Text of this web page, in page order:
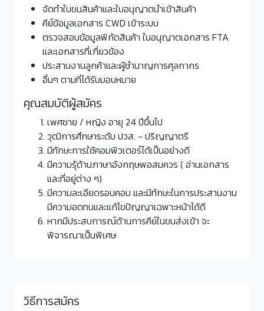
จัดทำใบขนสินค้าและใบอนุญาตนำเข้าสินค้า
คีย์ข้อมูลเอกสาร CWD เข้าระบบ
ตรวจสอบข้อมูลพิกัดสินค้า ใบอนุญาตเอกสาร FTA
และเอกสารที่เกี่ยวข้อง
ประสานงานลูกค้าและผู้ชำนาญการศุลกากร
อื่นๆ ตามที่ได้รับมอบหมาย
คุณสมบัติผู้สมัคร
เพศชาย / หญิง อายุ 24 ปีขึ้นไป
วุฒิการศึกษาระดับ ปวส. - ปริญญาตรี
มีทักษะการใช้คอมพิวเตอร์ได้เป็นอย่างดี
มีความรุ้ด้านภาษาอังกฤษพอสมควร ( อ่านเอกสาร
และที่อยู่ต่าง ๆ)
มีความละเอียดรอบคอบ และมีทักษะในการประสานงาน
มีความอดทนและแก้ไขปัญญาเฉพาะหน้าได้ดี
หากมีประสบการณ์ด้านการคีย์ในขนส่งเข้า จะ
พิจารณาเป็นพิเศษ
วิธีการสมัคร